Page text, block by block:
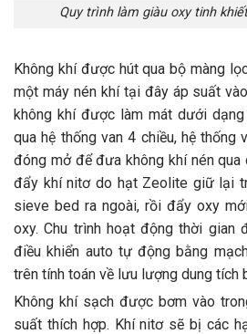
Quy trình làm giàu oxy tinh
Không khí được hút qua bộ màng
một máy nén khí tại đây áp suất
không khí được làm mát dưới
qua hệ thống van 4 chiều, hệ thống
đóng mở để đưa không khí nén qua
đẩy khí nitơ do hạt Zeolite giữ lại
sieve bed ra ngoài, rồi đẩy oxy
oxy. Chu trình hoạt động thời gian
điều khiển auto tự động bằng
trên tính toán về lưu lượng dung tích
Không khí sạch được bơm vào
suất thích hợp. Khí nitơ sẽ bị các